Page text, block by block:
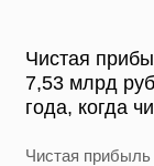
Чистая
7,53 млрд
года, когда
Чистая